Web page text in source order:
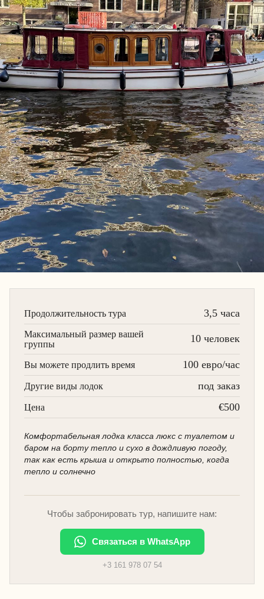
Продолжительность тура 3,5 часа
Максимальный размер вашей
группы
10 человек
Вы можете продлить время 100 евро/час
Другие виды лодок под заказ
Цена €500
Комфортабельная лодка класса люкс с туалетом и
баром на борту тепло и сухо в дождливую погоду,
так как есть крыша и открыто полностью, когда
тепло и солнечно
Чтобы забронировать тур, напишите нам:
Связаться в WhatsApp
+3 161 978 07 54